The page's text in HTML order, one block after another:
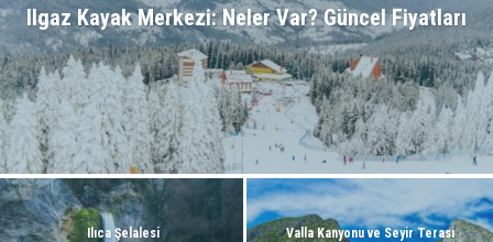
Ilgaz Kayak Merkezi: Neler Var? Güncel Fiyatları
Ilıca Şelalesi Valla Kanyonu ve Seyir Terası